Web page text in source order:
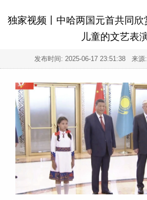
独家视频丨中哈两国元首共同
儿童的文艺表
发布时间: 2025-06-17 23:51:38来源: